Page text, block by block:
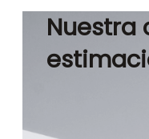
Nuestra